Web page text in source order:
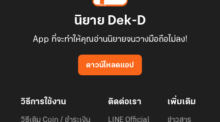
นิยาย Dek-D
App ที่จะทำให้คุณอ่านนิยายจนวางมือถือไม่ลง!
ดาวน์โหลดแอป
วิธีการใช้งาน
วิธีเติม Coin / ชำระเงิน
ติดต่อเรา
LINE Official
เพิ่มเติม
ข่าวสาร